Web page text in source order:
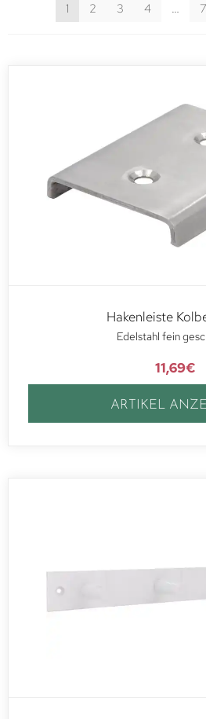
1 2 3 4 … 7
Hakenleiste
Edelstahl fein
11,69€
ARTIKEL